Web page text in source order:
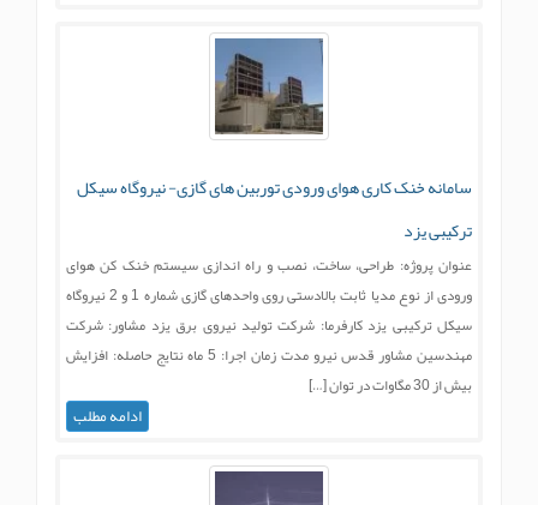
سامانه خنک کاری هوای ورودی توربین های گازی- نیروگاه سیکل
ترکیبی یزد
عنوان پروژه: طراحی، ساخت، نصب و راه اندازی سیستم خنک کن هوای
ورودی از نوع مدیا ثابت بالادستی روی واحدهای گازی شماره 1 و 2 نیروگاه
سیکل ترکیبی یزد کارفرما: شرکت تولید نیروی برق یزد مشاور: شرکت
مهندسین مشاور قدس نیرو مدت زمان اجرا: 5 ماه نتایج حاصله: افزایش
بیش از 30 مگاوات در توان […]
ادامه مطلب